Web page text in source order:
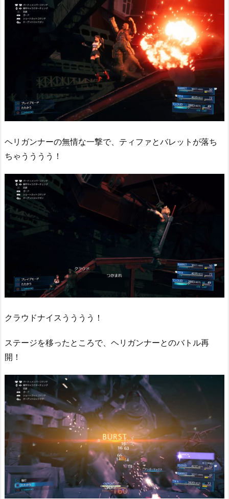
ヘリガンナーの無情な一撃で、ティファとバレットが落ち
ちゃうううう！
クラウドナイスうううう！
ステージを移ったところで、ヘリガンナーとのバトル再
開！